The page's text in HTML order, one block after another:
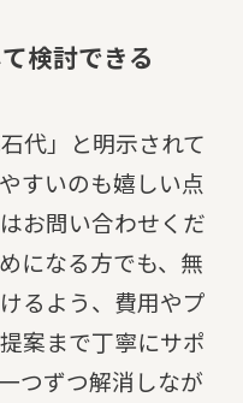
検討できる
代」と明示されて
すいのも嬉しい点
お問い合わせくだ
になる方でも、無
るよう、費用やプ
案まで丁寧にサポ
つずつ解消しなが